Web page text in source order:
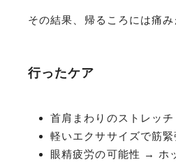
その結果、帰るころには痛み
行ったケア
首肩まわりのストレッチ
軽いエクササイズで筋
眼精疲労の可能性 → ホ